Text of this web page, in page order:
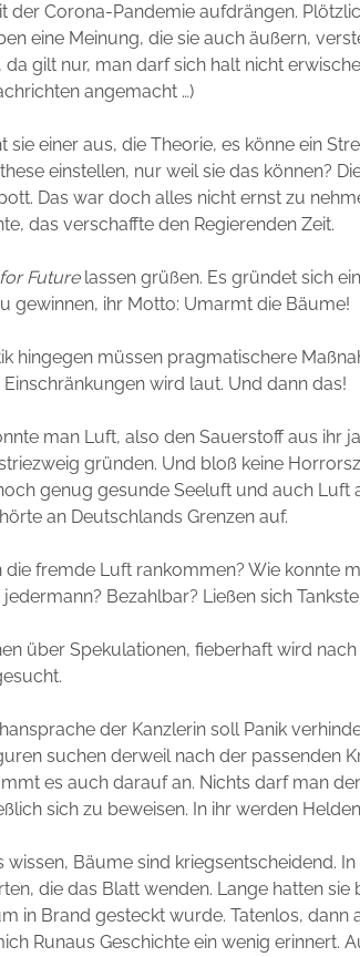
der Corona-Pandemie aufdrängen.
eine Meinung, die sie auch äußern,
gilt nur, man darf sich halt nicht
angemacht …)
sie einer aus, die Theorie, es könne ein
einstellen, nur weil sie das können?
Das war doch alles nicht ernst zu
das verschaffte den Regierenden Zeit.
Futurelassen grüßen. Es gründet sich
gewinnen, ihr Motto: Umarmt die Bäume!
hingegen müssen pragmatischere
wird laut. Und dann das!
man Luft, also den Sauerstoff aus ihr
gründen. Und bloß keine
genug gesunde Seeluft und auch Luft
an Deutschlands Grenzen auf.
die fremde Luft rankommen? Wie konnte
Bezahlbar? Ließen sich
über Spekulationen, fieberhaft wird
der Kanzlerin soll Panik
suchen derweil nach der passenden
es auch darauf an. Nichts darf man
sich zu beweisen. In ihr werden
wissen, Bäume sind kriegsentscheidend.
die das Blatt wenden. Lange hatten
in Brand gesteckt wurde. Tatenlos, dann
Runaus Geschichte ein wenig erinnert.